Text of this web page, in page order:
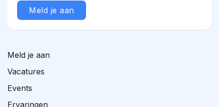
Meld je aan
Meld je aan
Vacatures
Events
Ervaringen